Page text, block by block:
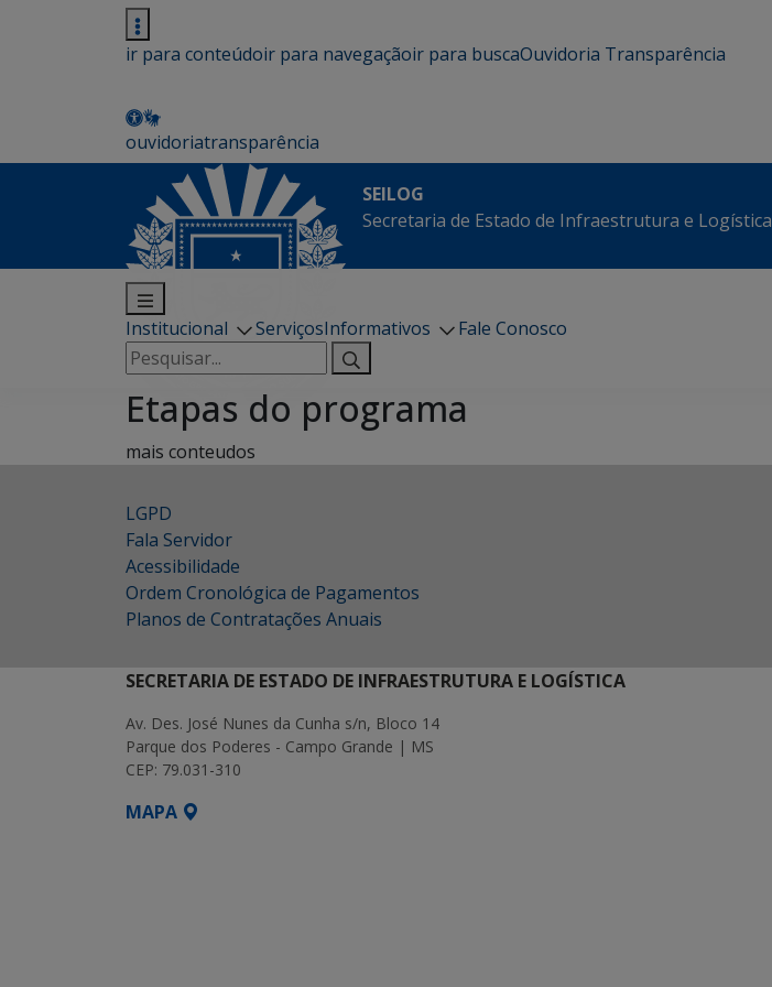
ir para conteúdoir para navegaçãoir para buscaOuvidoria Transparência
ouvidoriatransparência
SEILOG
Secretaria de Estado de Infraestrutura e Logística
Institucional ServiçosInformativos
Fale Conosco
Pesquisar
por:
Etapas do programa
mais conteudos
LGPD
Fala Servidor
Acessibilidade
Ordem Cronológica de Pagamentos
Planos de Contratações Anuais
SECRETARIA DE ESTADO DE INFRAESTRUTURA E LOGÍSTICA
Av. Des. José Nunes da Cunha s/n, Bloco 14
Parque dos Poderes - Campo Grande | MS
CEP: 79.031-310
MAPA